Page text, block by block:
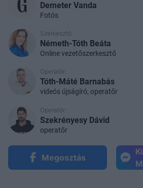
Demeter Vanda
Fotós
Szerkesztő:
Németh-Tóth Beáta
Online vezetőszerkesztő
Operatőr:
Tóth-Máté Barnabás
videós újságíró, operatőr
Operatőr:
Szekrényesy Dávid
operatőr
Megosztás